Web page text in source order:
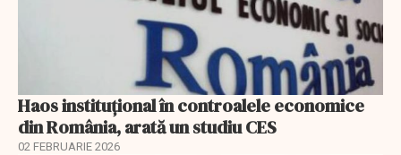
Haos instituțional în controalele economice
din România, arată un studiu CES
02 FEBRUARIE 2026